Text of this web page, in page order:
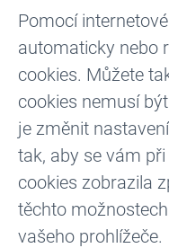
Pomocí
automaticky nebo
cookies. Můžete
cookies nemusí
je změnit
tak, aby se vám
cookies zobrazila
těchto
vašeho prohlížeče.